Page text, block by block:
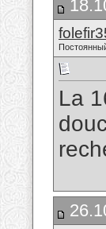
La